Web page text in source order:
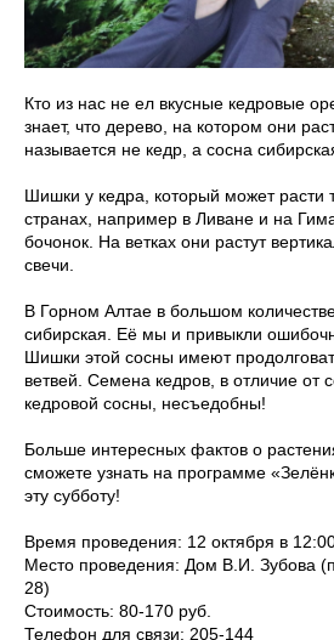
Кто из нас не ел вкусные кедровые
знает, что дерево, на котором они
называется не кедр, а сосна
Шишки у кедра, который может расти
странах, например в Ливане и на
бочонок. На ветках они растут
свечи.
В Горном Алтае в большом
сибирская. Её мы и привыкли
Шишки этой сосны имеют
ветвей. Семена кедров, в отличие от
кедровой сосны, несъедобны!
Больше интересных фактов о
сможете узнать на программе
эту субботу!
Время проведения: 12 октября в
Место проведения: Дом В.И. Зубова
28)
Стоимость: 80-170 руб.
Телефон для связи: 205-144